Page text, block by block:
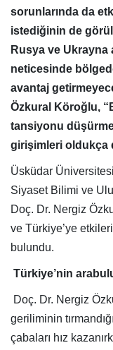
sorunlarında da
istediğinin de
Rusya ve Ukrayna
neticesinde
avantaj
Özkural Köroğlu,
tansiyonu
girişimleri oldukça
Üsküdar
Siyaset Bilimi ve
Doç. Dr. Nergiz
ve Türkiye’ye
bulundu.
Türkiye’nin
Doç. Dr. Nergiz
geriliminin
çabaları hız